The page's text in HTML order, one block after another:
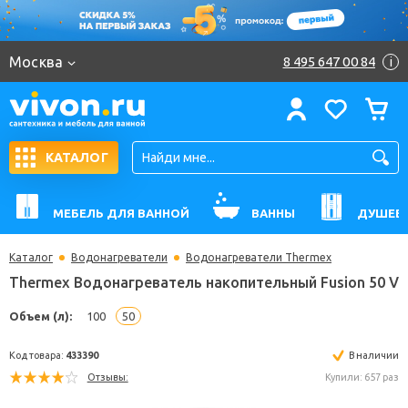
Москва 8 495 647 00 84 i
КАТАЛОГ
МЕБЕЛЬ ДЛЯ ВАННОЙ ВАННЫ
Каталог Водонагреватели Водонагреватели Thermex
Thermex Водонагреватель накопительный Fusion
Объем (л): 100